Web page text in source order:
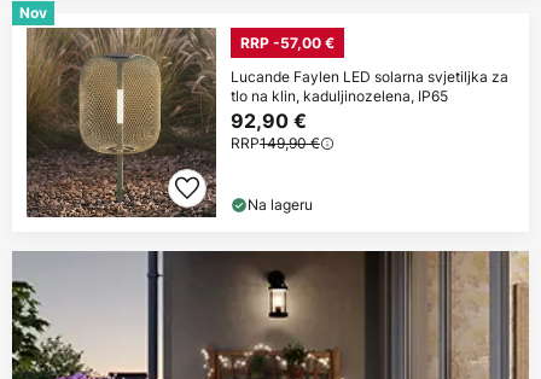
Nov
RRP -57,00 €
Lucande Faylen LED solarna svjetiljka za
tlo na klin, kaduljinozelena, IP65
92,90 €
RRP149,90 €
Na lageru